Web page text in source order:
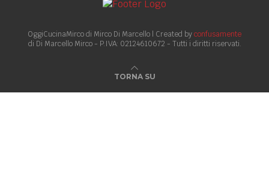
OggiCucinaMirco di Mirco Di Marcello | Created byconfusamente
di Di Marcello Mirco - P.IVA: 02124610672 - Tutti i diritti riservati.
TORNA SU